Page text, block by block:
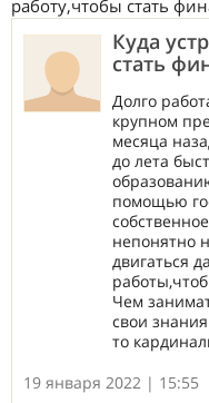
работу,чтобы стать
Куда
стать
Долго
крупном
месяца
до лета
помощью
непонятно
двигаться
Чем
свои
то
19 января 2022 | 15:55